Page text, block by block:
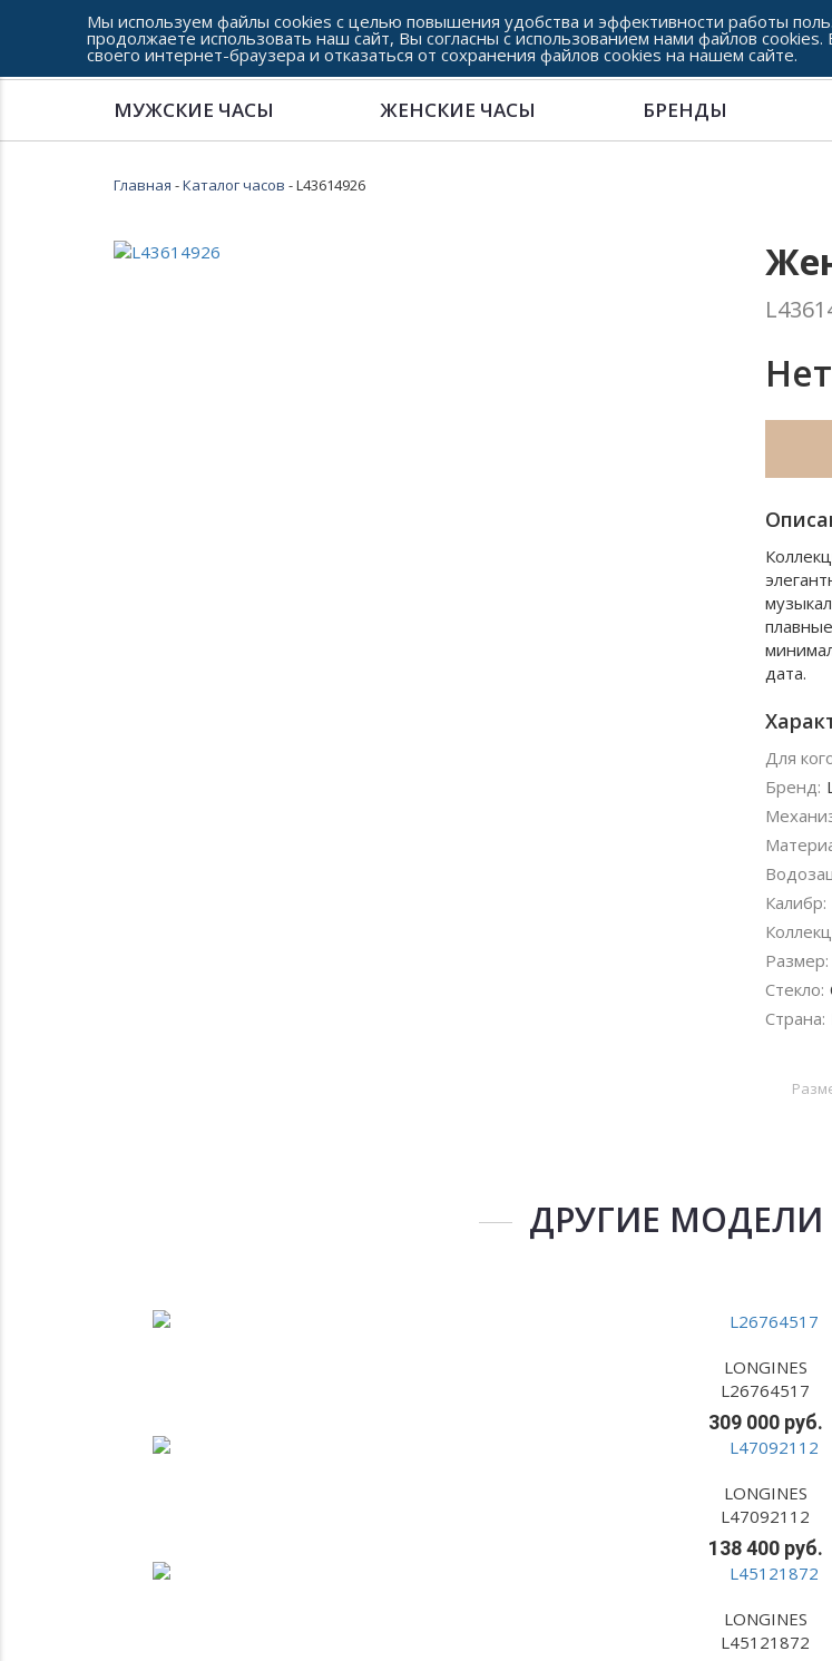
Сеть часовых салонов г. Челябинска
МУЖСКИЕ ЧАСЫ ЖЕНСКИЕ ЧАСЫ БРЕНДЫ
Главная -Каталог часов - L43614926
дата.
Для
Бренд:
Калибр:
Размер:
Стекло:
Страна:
ДРУГИЕ МОДЕЛИ
LONGINES
L26764517
309 000 руб.
LONGINES
L47092112
138 400 руб.
LONGINES
L45121872
Мы используем файлы cookies с целью повышения удобства и эффективности работы
продолжаете использовать наш сайт, Вы согласны с использованием нами файлов
своего интернет-браузера и отказаться от сохранения файлов cookies на нашем сайте.